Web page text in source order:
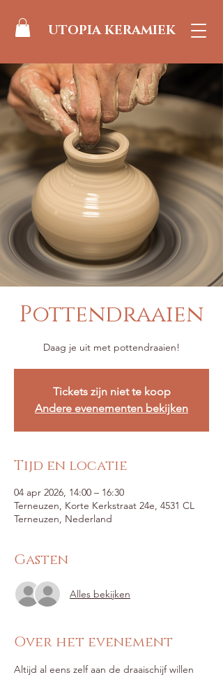
UTOPIA KERAMIEK
Pottendraaien
Tickets zijn niet te koop
Andere evenementen bekijken
Tijd en locatie
04 apr 2026, 14:00 – 16:30
Terneuzen, Korte Kerkstraat 24e, 4531 CL
Terneuzen, Nederland
Gasten
Alles bekijken
Over het evenement
Altijd al eens zelf aan de draaischijf willen